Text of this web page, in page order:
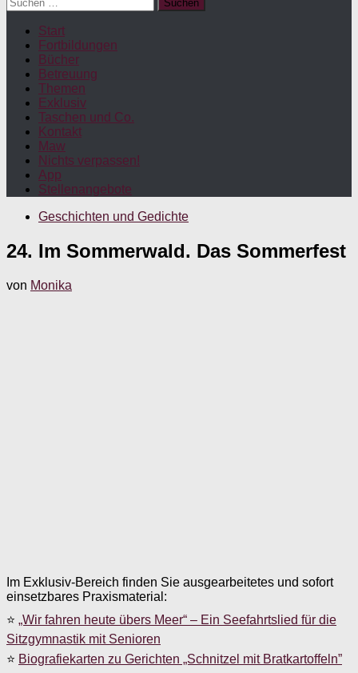
nach:
Start
Fortbildungen
Bücher
Betreuung
Themen
Exklusiv
Taschen und Co.
Kontakt
Maw
Nichts verpassen!
App
Stellenangebote
Geschichten und Gedichte
24. Im Sommerwald. Das Sommerfest
von Monika
Im Exklusiv-Bereich finden Sie ausgearbeitetes und sofort
einsetzbares Praxismaterial:
⭐ „Wir fahren heute übers Meer“ – Ein Seefahrtslied für die
Sitzgymnastik mit Senioren
⭐ Biografiekarten zu Gerichten „Schnitzel mit Bratkartoffeln”